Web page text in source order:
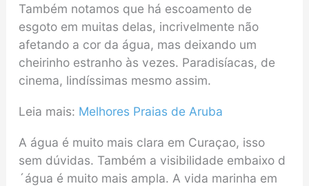
Também notamos que há escoamento de
esgoto em muitas delas, incrivelmente não
afetando a cor da água, mas deixando um
cheirinho estranho às vezes. Paradisíacas, de
cinema, lindíssimas mesmo assim.
Leia mais: Melhores Praias de Aruba
A água é muito mais clara em Curaçao, isso
sem dúvidas. Também a visibilidade embaixo d
´água é muito mais ampla. A vida marinha em